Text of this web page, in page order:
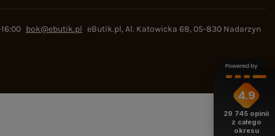
bok@ebutik.pl eButik.pl,Al. Katowicka 68,05-830 Nadarzyn
4.9
29 745 opinii
z całego
okresu